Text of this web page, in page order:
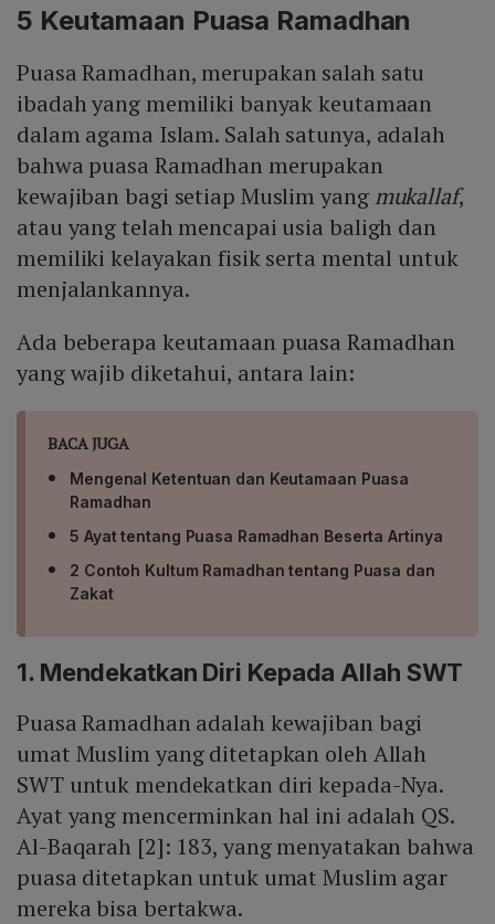
5 Keutamaan Puasa Ramadhan
Puasa Ramadhan, merupakan salah satu
ibadah yang memiliki banyak keutamaan
dalam agama Islam. Salah satunya, adalah
bahwa puasa Ramadhan merupakan
kewajiban bagi setiap Muslim yang mukallaf,
atau yang telah mencapai usia baligh dan
memiliki kelayakan fisik serta mental untuk
menjalankannya.
Ada beberapa keutamaan puasa Ramadhan
yang wajib diketahui, antara lain:
BACA JUGA
Mengenal Ketentuan dan Keutamaan Puasa
Ramadhan
5 Ayat tentang Puasa Ramadhan Beserta Artinya
2 Contoh Kultum Ramadhan tentang Puasa dan
Zakat
1. Mendekatkan Diri Kepada Allah SWT
Puasa Ramadhan adalah kewajiban bagi
umat Muslim yang ditetapkan oleh Allah
SWT untuk mendekatkan diri kepada-Nya.
Ayat yang mencerminkan hal ini adalah QS.
Al-Baqarah [2]: 183, yang menyatakan bahwa
puasa ditetapkan untuk umat Muslim agar
mereka bisa bertakwa.